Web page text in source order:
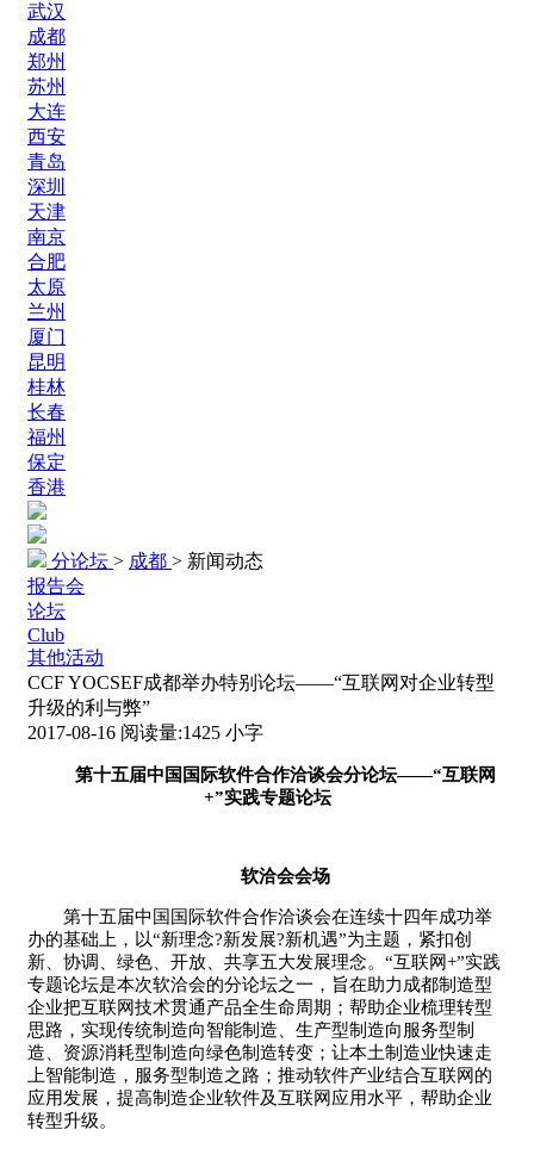
武汉
成都
郑州
苏州
大连
西安
青岛
深圳
天津
南京
合肥
太原
兰州
厦门
昆明
桂林
长春
福州
保定
香港
分论坛 > 成都 > 新闻动态
报告会
论坛
Club
其他活动
CCF YOCSEF成都举办特别论坛——“互联网对企业转型
升级的利与弊”
2017-08-16 阅读量:1425 小字
第十五届中国国际软件合作洽谈会分论坛——“互联网
+”实践专题论坛
软洽会会场
第十五届中国国际软件合作洽谈会在连续十四年成功举
办的基础上，以“新理念?新发展?新机遇”为主题，紧扣创
新、协调、绿色、开放、共享五大发展理念。“互联网+”实践
专题论坛是本次软洽会的分论坛之一，旨在助力成都制造型
企业把互联网技术贯通产品全生命周期；帮助企业梳理转型
思路，实现传统制造向智能制造、生产型制造向服务型制
造、资源消耗型制造向绿色制造转变；让本土制造业快速走
上智能制造，服务型制造之路；推动软件产业结合互联网的
应用发展，提高制造企业软件及互联网应用水平，帮助企业
转型升级。